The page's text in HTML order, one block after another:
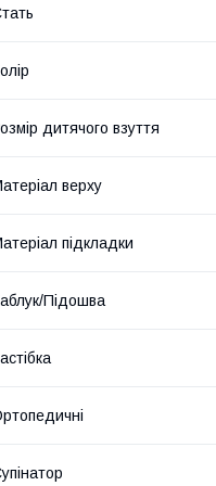
дитячого взуття
верху
підкладки
Підошва